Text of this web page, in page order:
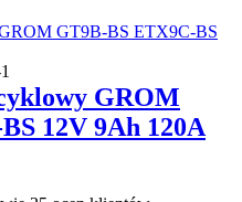
GROM
12V 9Ah 120A